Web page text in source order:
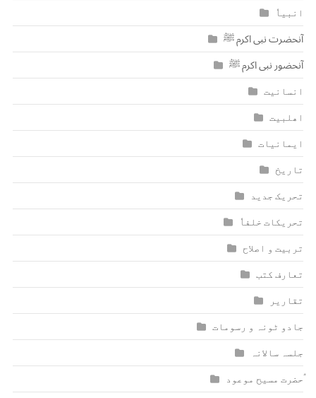
انبیاٗ
آنحضرت نبی اکرم ﷺ
آنحضور نبی اکرم ﷺ
انسانیت
اھلبیت
ایمانیات
تاریخ
تحریک جدید
تحریکات خلفاٗ
تربیت و اصلاح
تعارف کتب
تقاریر
جادو ٹونہ و رسومات
جلسہ سالانہ
ٰؑحضرت مسیح موعود